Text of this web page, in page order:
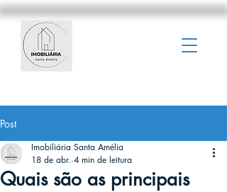
Post
Quais são as principais
Imobiliária Santa Amélia
18 de abr. 4 min de leitura